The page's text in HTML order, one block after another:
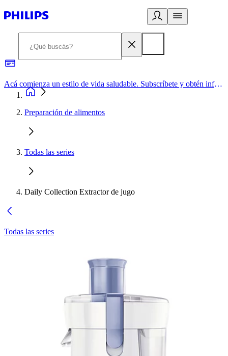
Acá comienza un estilo de vida saludable. Subscríbete y obtén información de primera mano
Preparación de alimentos
Todas las series
Daily Collection Extractor de jugo
Todas las series